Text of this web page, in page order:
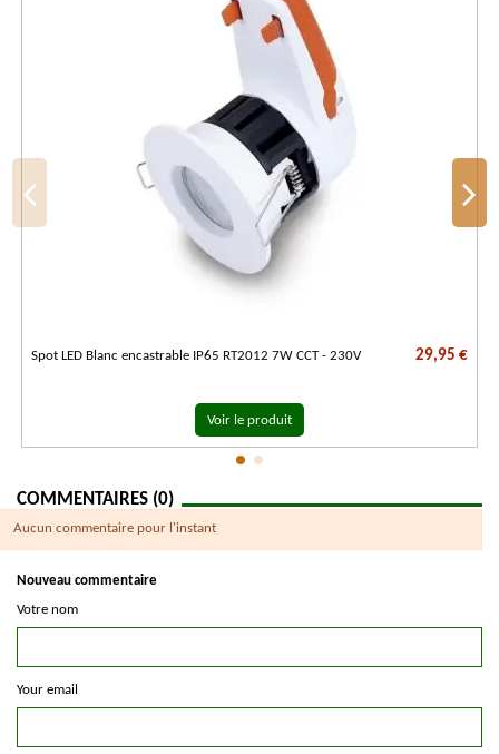
Spot LED Blanc encastrable IP65 RT2012 7W CCT - 230V 29,95 €
Voir le produit
COMMENTAIRES (0)
Aucun commentaire pour l'instant
Nouveau commentaire
Votre nom
Your email